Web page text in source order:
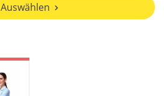
Auswählen